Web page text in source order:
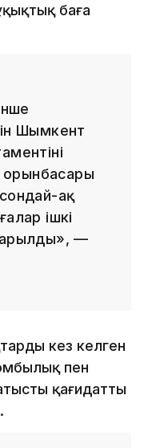
баға
Шымкент
орынбасары
ақ
ішкі
—
кез келген
пен
қағидатты